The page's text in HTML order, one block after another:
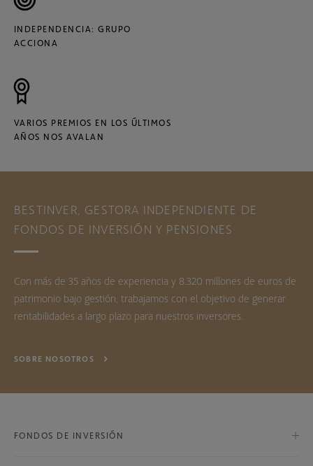
INDEPENDENCIA: GRUPO
ACCIONA
VARIOS PREMIOS EN LOS ÚLTIMOS
AÑOS NOS AVALAN
BESTINVER, GESTORA INDEPENDIENTE DE
FONDOS DE INVERSIÓN Y PENSIONES
Con más de 35 años de experiencia y 8.320 millones de euros de
patrimonio bajo gestión, trabajamos con el objetivo de generar
rentabilidades a largo plazo para nuestros inversores.
SOBRE NOSOTROS
FONDOS DE INVERSIÓN